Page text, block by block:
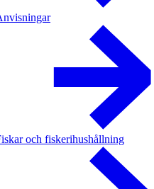
och fiskerihushållning